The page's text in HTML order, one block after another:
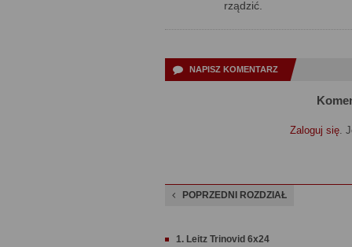
rządzić.
NAPISZ KOMENTARZ
Zaloguj się.
POPRZEDNI ROZDZIAŁ
1. Leitz Trinovid 6x24